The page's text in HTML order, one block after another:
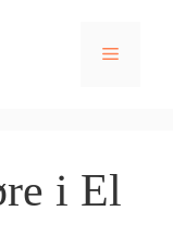
Meny
i El